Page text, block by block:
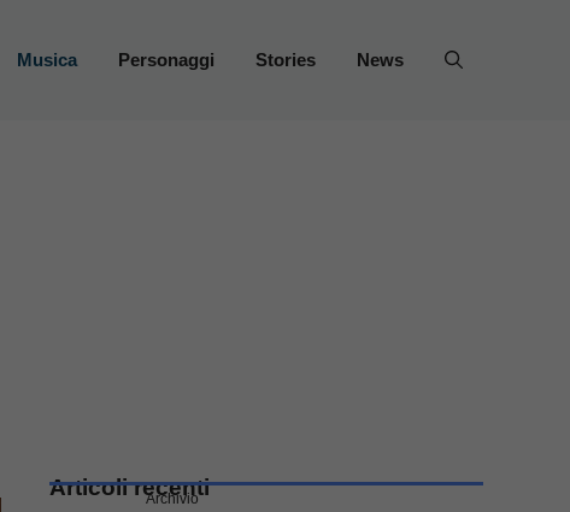
Musica Personaggi Stories News
Articoli recenti
Archivio